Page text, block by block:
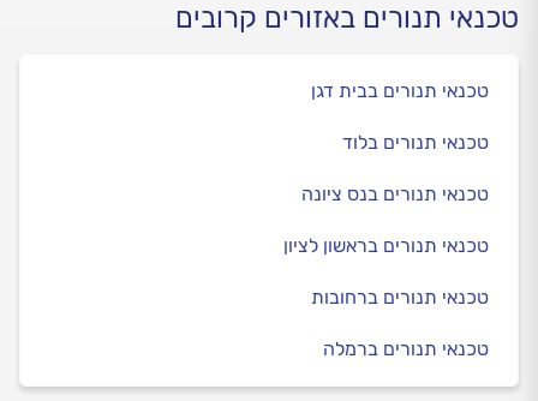
טכנאי תנורים באזורים קרובים
טכנאי תנורים בבית דגן
טכנאי תנורים בלוד
טכנאי תנורים בנס ציונה
טכנאי תנורים בראשון לציון
טכנאי תנורים ברחובות
טכנאי תנורים ברמלה